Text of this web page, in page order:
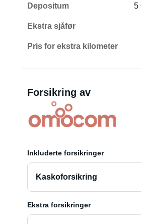
Depositum 5
Ekstra sjåfør
Pris for ekstra kilometer
Forsikring av
Inkluderte forsikringer
Kaskoforsikring
Ekstra forsikringer